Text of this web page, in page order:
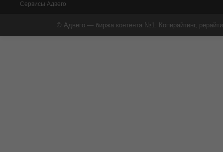
Сервисы Адвего
© Адвего — биржа контента №1. Копирайтинг,